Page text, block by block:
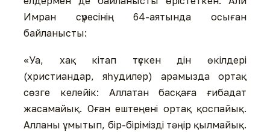
Имран сүресінің 64-аятында осыған
байланысты:
«Уа, хақ кітап түскен дін өкілдері
(христиандар, яһудилер) арамызда ортақ
сөзге келейік: Аллатан басқаға ғибадат
жасамайық. Оған ештеңені ортақ қоспайық.
Алланы ұмытып, бір-бірімізді тәңір қылмайық.